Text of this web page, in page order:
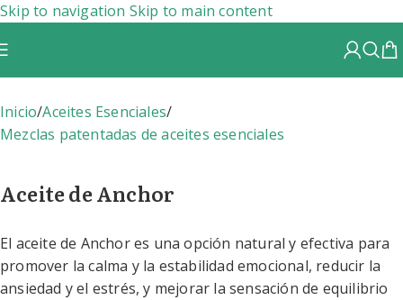
Skip to navigation Skip to main content
Inicio/Aceites Esenciales/
Mezclas patentadas de aceites esenciales
Aceite de Anchor
El aceite de Anchor es una opción natural y efectiva para
promover la calma y la estabilidad emocional, reducir la
ansiedad y el estrés, y mejorar la sensación de equilibrio